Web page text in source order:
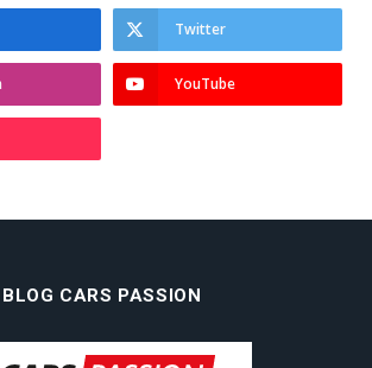
Twitter
YouTube
CARS PASSION